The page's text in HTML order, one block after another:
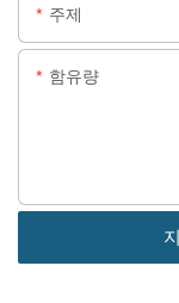
주제
함유량